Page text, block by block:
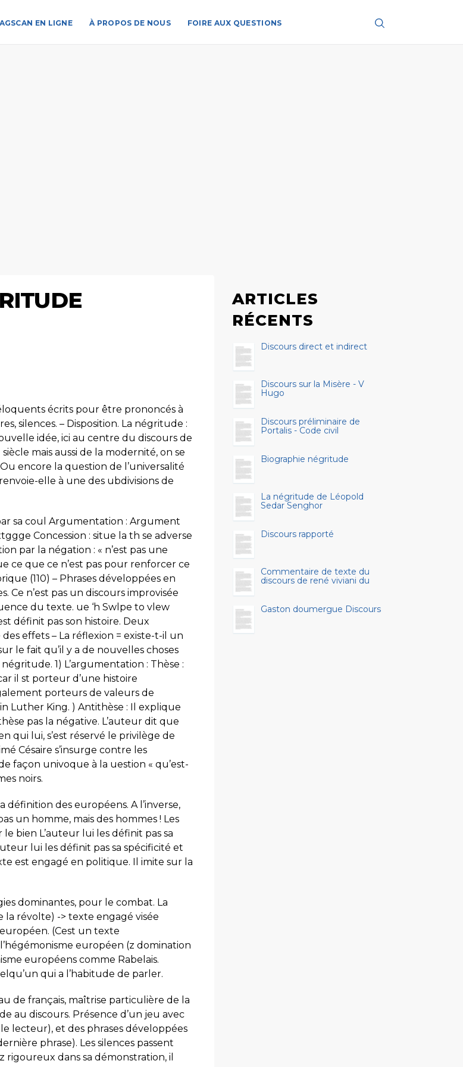
EN LIGNE À PROPOS DE NOUS FOIRE AUX QUESTIONS
écrits pour être prononcés à
silences. – Disposition. La négritude :
idée, ici au centre du discours de
mais aussi de la modernité, on se
encore la question de l’universalité
elle à une des ubdivisions de
sa coul Argumentation : Argument
Concession : situe la th se adverse
par la négation : « n’est pas une
ce que ce n’est pas pour renforcer ce
(110) – Phrases développées en
Ce n’est pas un discours improvisée
du texte. ue ‘h Swlpe to vlew
définit pas son histoire. Deux
effets – La réflexion = existe-t-il un
le fait qu’il y a de nouvelles choses
1) L’argumentation : Thèse :
il st porteur d’une histoire
porteurs de valeurs de
Luther King. ) Antithèse : Il explique
pas la négative. L’auteur dit que
qui lui, s’est réservé le privilège de
Césaire s’insurge contre les
façon univoque à la uestion « qu’est-
noirs.
des européens. A l’inverse,
un homme, mais des hommes ! Les
bien L’auteur lui les définit pas sa
lui les définit pas sa spécificité et
est engagé en politique. Il imite sur la
dominantes, pour le combat. La
révolte) -> texte engagé visée
(Cest un texte
européen (z domination
européens comme Rabelais.
qui a l’habitude de parler.
de français, maîtrise particulière de la
au discours. Présence d’un jeu avec
lecteur), et des phrases développées
phrase). Les silences passent
rigoureux dans sa démonstration, il
ARTICLES
RÉCENTS
Discours direct et indirect
Discours sur la Misère - V
Hugo
Discours préliminaire de
Portalis - Code civil
Biographie négritude
La négritude de Léopold
Sedar Senghor
Discours rapporté
Commentaire de texte du
discours de rené viviani du
Gaston doumergue Discours